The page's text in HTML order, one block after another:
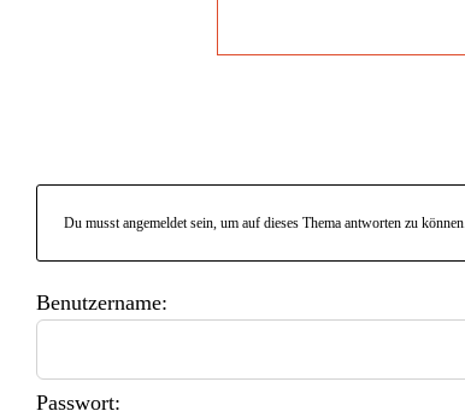
Du musst angemeldet sein, um auf dieses Thema antworten zu können.
Benutzername:
Passwort: